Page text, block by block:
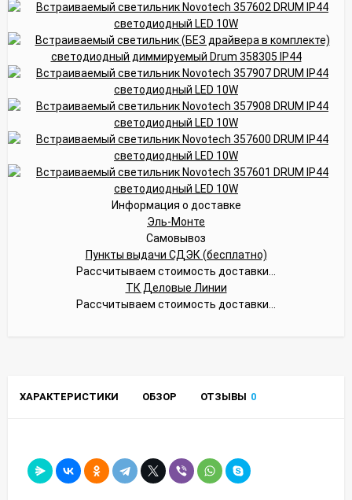
Информация о доставке
Эль-Монте
Самовывоз
Пункты выдачи СДЭК (бесплатно)
Рассчитываем стоимость доставки...
ТК Деловые Линии
Рассчитываем стоимость доставки...
ХАРАКТЕРИСТИКИ ОБЗОР ОТЗЫВЫ 0